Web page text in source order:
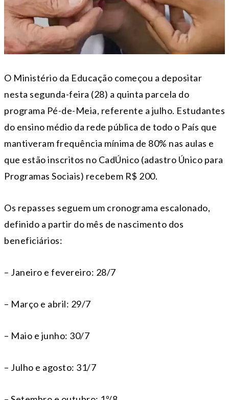
O Ministério da Educação começou a depositar
nesta segunda-feira (28) a quinta parcela do
programa Pé-de-Meia, referente a julho. Estudantes
do ensino médio da rede pública de todo o País que
mantiveram frequência mínima de 80% nas aulas e
que estão inscritos no CadÚnico (adastro Único para
Programas Sociais) recebem R$ 200.
Os repasses seguem um cronograma escalonado,
definido a partir do mês de nascimento dos
beneficiários:
– Janeiro e fevereiro: 28/7
– Março e abril: 29/7
– Maio e junho: 30/7
– Julho e agosto: 31/7